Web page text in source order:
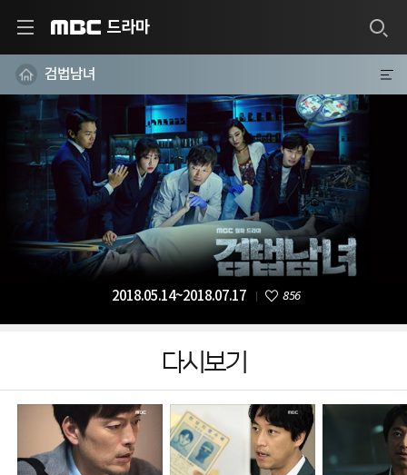
드라마
검법남녀
2018.05.14~2018.07.17 856
다시보기